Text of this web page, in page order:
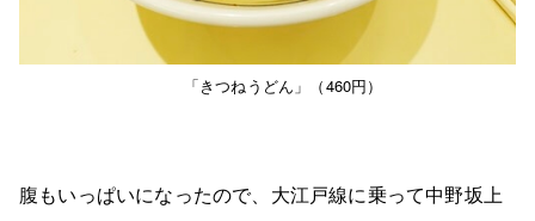
「きつねうどん」（460円）
腹もいっぱいになったので、大江戸線に乗って中野坂上